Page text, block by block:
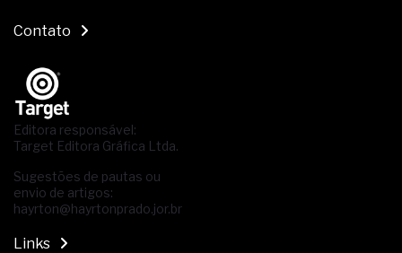
Contato
Editora responsável:
Target Editora Gráfica Ltda.
Sugestões de pautas ou
envio de artigos:
hayrton@hayrtonprado.jor.br
Links